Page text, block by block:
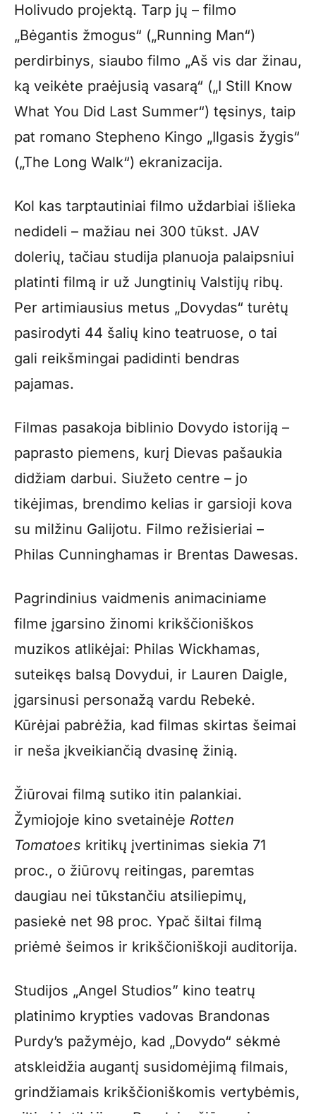
Holivudo projektą. Tarp jų – filmo
„Bėgantis žmogus“ („Running Man“)
perdirbinys, siaubo filmo „Aš vis dar žinau,
ką veikėte praėjusią vasarą“ („I Still Know
What You Did Last Summer“) tęsinys, taip
pat romano Stepheno Kingo „Ilgasis žygis“
(„The Long Walk“) ekranizacija.
Kol kas tarptautiniai filmo uždarbiai išlieka
nedideli – mažiau nei 300 tūkst. JAV
dolerių, tačiau studija planuoja palaipsniui
platinti filmą ir už Jungtinių Valstijų ribų.
Per artimiausius metus „Dovydas“ turėtų
pasirodyti 44 šalių kino teatruose, o tai
gali reikšmingai padidinti bendras
pajamas.
Filmas pasakoja biblinio Dovydo istoriją –
paprasto piemens, kurį Dievas pašaukia
didžiam darbui. Siužeto centre – jo
tikėjimas, brendimo kelias ir garsioji kova
su milžinu Galijotu. Filmo režisieriai –
Philas Cunninghamas ir Brentas Dawesas.
Pagrindinius vaidmenis animaciniame
filme įgarsino žinomi krikščioniškos
muzikos atlikėjai: Philas Wickhamas,
suteikęs balsą Dovydui, ir Lauren Daigle,
įgarsinusi personažą vardu Rebekė.
Kūrėjai pabrėžia, kad filmas skirtas šeimai
ir neša įkveikiančią dvasinę žinią.
Žiūrovai filmą sutiko itin palankiai.
Žymiojoje kino svetainėje Rotten
Tomatoes kritikų įvertinimas siekia 71
proc., o žiūrovų reitingas, paremtas
daugiau nei tūkstančiu atsiliepimų,
pasiekė net 98 proc. Ypač šiltai filmą
priėmė šeimos ir krikščioniškoji auditorija.
Studijos „Angel Studios” kino teatrų
platinimo krypties vadovas Brandonas
Purdy’s pažymėjo, kad „Dovydo“ sėkmė
atskleidžia augantį susidomėjimą filmais,
grindžiamais krikščioniškomis vertybėmis,